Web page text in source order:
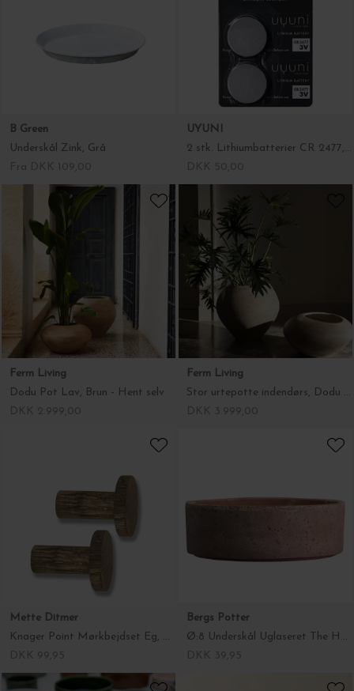
B Green
Underskål Zink, Grå
UYUNI
2 stk. Lithiumbatterier CR 2477, 3v 900mAh
Ferm Living
Dodu Pot Lav, Brun - Hent selv
Ferm Living
Stor urtepotte indendørs, Dodu Pot Høj, Brun - Hent selv
Mette Ditmer
Knager Point Mørkbejdset Eg, Large
Bergs Potter
Ø:8 Underskål Uglaseret The Hoff, Vælg farve